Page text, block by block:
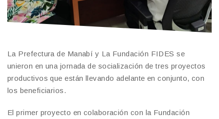
La Prefectura de Manabí y La Fundación FIDES se
unieron en una jornada de socialización de tres proyectos
productivos que están llevando adelante en conjunto, con
los beneficiarios.
El primer proyecto en colaboración con la Fundación